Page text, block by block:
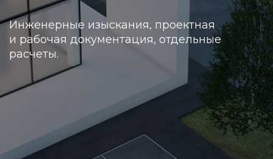
Инженерные изыскания, проектная
и рабочая документация, отдельные
расчеты.